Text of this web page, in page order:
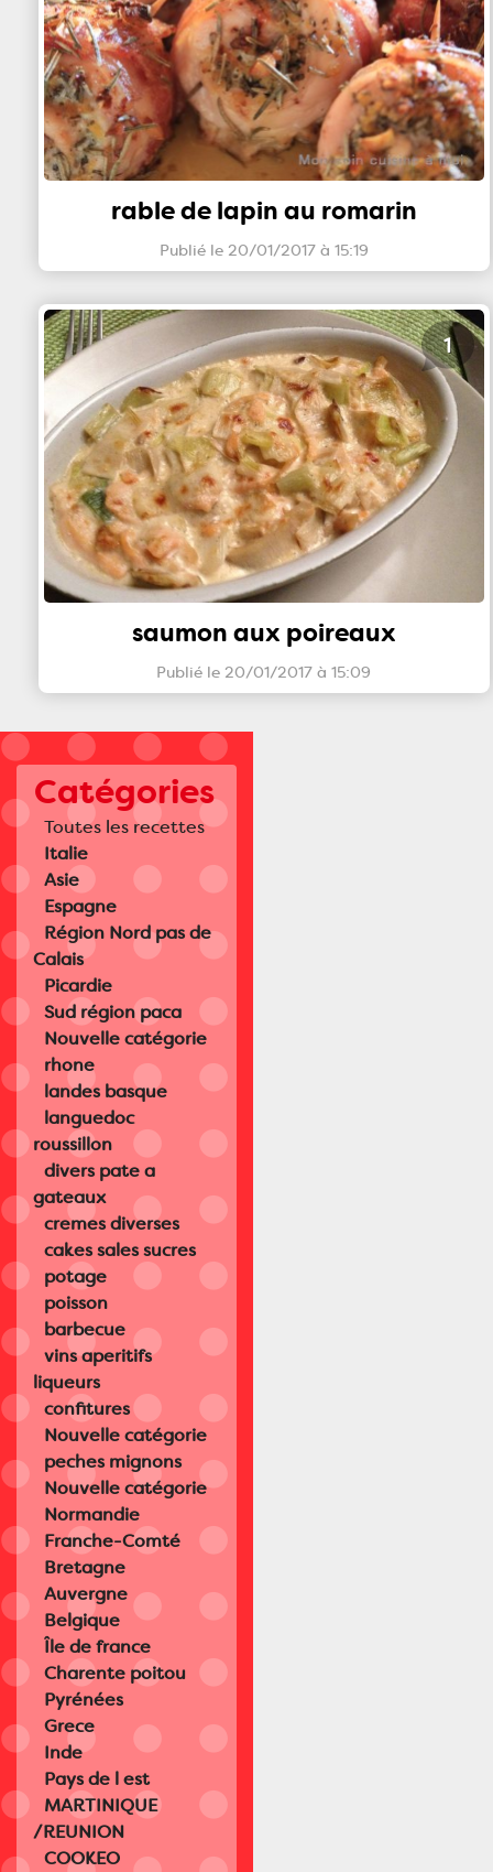
Catégories
Toutes les recettes
Italie
Asie
Espagne
Région Nord pas de
Calais
Picardie
Sud région paca
Nouvelle catégorie
rhone
landes basque
languedoc
roussillon
divers pate a
gateaux
cremes diverses
cakes sales sucres
potage
poisson
barbecue
vins aperitifs
liqueurs
confitures
Nouvelle catégorie
peches mignons
Nouvelle catégorie
Normandie
Franche-Comté
Bretagne
Auvergne
Belgique
Île de france
Charente poitou
Pyrénées
Grece
Inde
Pays de l est
MARTINIQUE
/REUNION
COOKEO
rable de lapin au romarin
Publié le 20/01/2017 à 15:19
saumon aux poireaux
Publié le 20/01/2017 à 15:09
1